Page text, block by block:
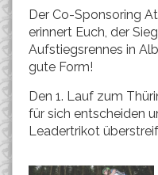
Der Co-Sponsoring
erinnert Euch, der
Aufstiegsrennes in
gute Form!
Den 1. Lauf zum
für sich entscheiden
Leadertrikot